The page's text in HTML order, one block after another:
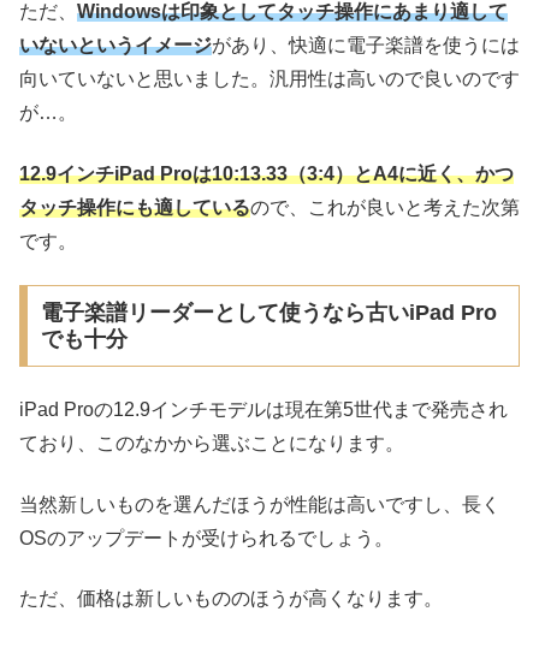
ただ、 Windowsは印象としてタッチ操作にあまり適して
いないというイメージがあり、快適に電子楽譜を使うには
向いていないと思いました。汎用性は高いので良いのです
が…。
12.9インチiPad Proは10:13.33（3:4）とA4に近く、かつ
タッチ操作にも適しているので、これが良いと考えた次第
です。
電子楽譜リーダーとして使うなら古いiPad Pro
でも十分
iPad Proの12.9インチモデルは現在第5世代まで発売され
ており、このなかから選ぶことになります。
当然新しいものを選んだほうが性能は高いですし、長く
OSのアップデートが受けられるでしょう。
ただ、価格は新しいもののほうが高くなります。